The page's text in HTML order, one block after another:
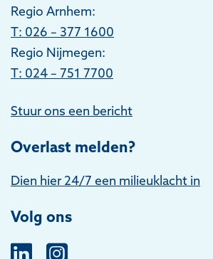
Regio Arnhem:
T: 026 – 377 1600
Regio Nijmegen:
T: 024 – 751 7700
Stuur ons een bericht
Overlast melden?
Dien hier 24/7 een milieuklacht in
Volg ons